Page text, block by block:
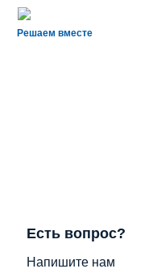
Решаем вместе
Есть вопрос?
Напишите нам